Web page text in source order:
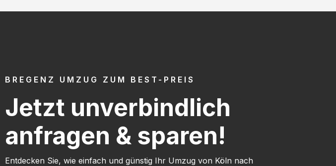
BREGENZ UMZUG ZUM BEST-PREIS
Jetzt unverbindlich
anfragen & sparen!
Entdecken Sie, wie einfach und günstig Ihr Umzug von Köln nach